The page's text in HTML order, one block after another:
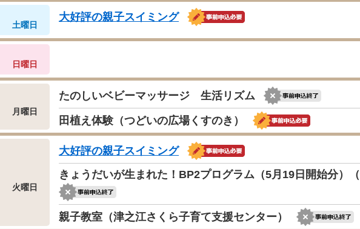
土曜日
大好評の親子スイミング
日曜日
月曜日
たのしいベビーマッサージ 生活リズム
田植え体験（つどいの広場くすのき）
火曜日
大好評の親子スイミング
きょうだいが生まれた！BP2プログラム（5月19日開始分）
親子教室（津之江さくら子育て支援センター）